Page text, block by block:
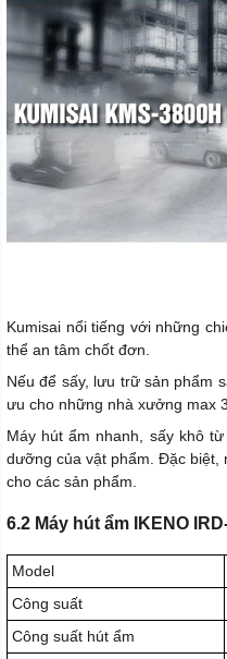
Kumisai nổi tiếng với những
thể an tâm chốt đơn.
Nếu để sấy, lưu trữ sản phẩm
ưu cho những nhà xưởng max
Máy hút ẩm nhanh, sấy khô
dưỡng của vật phẩm. Đặc biệt,
cho các sản phẩm.
6.2 Máy hút ẩm IKENO
Model
Công suất
Công suất hút ẩm